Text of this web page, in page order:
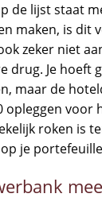
de lijst staat
maken, is dit
zeker niet
drug. Je hoeft
maar de
opleggen voor
roken is
je
mee